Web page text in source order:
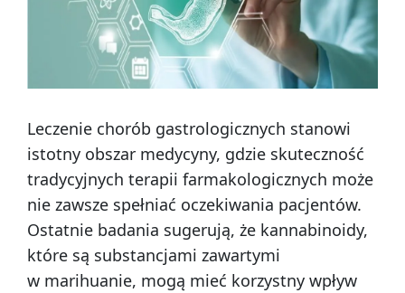
Leczenie chorób gastrologicznych stanowi
istotny obszar medycyny, gdzie skuteczność
tradycyjnych terapii farmakologicznych może
nie zawsze spełniać oczekiwania pacjentów.
Ostatnie badania sugerują, że kannabinoidy,
które są substancjami zawartymi
w marihuanie, mogą mieć korzystny wpływ